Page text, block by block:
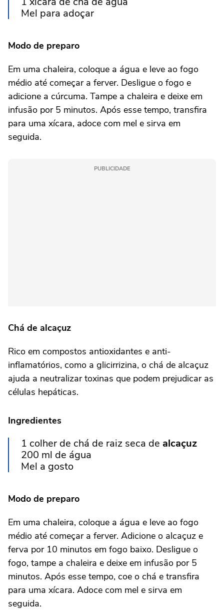
Mel para adoçar
Modo de preparo
Em uma chaleira, coloque a água e leve ao fogo
médio até começar a ferver. Desligue o fogo e
adicione a cúrcuma. Tampe a chaleira e deixe em
infusão por 5 minutos. Após esse tempo, transfira
para uma xícara, adoce com mel e sirva em
seguida.
PUBLICIDADE
Chá de alcaçuz
Rico em compostos antioxidantes e anti-
inflamatórios, como a glicirrizina, o chá de alcaçuz
ajuda a neutralizar toxinas que podem prejudicar as
células hepáticas.
Ingredientes
1 colher de chá de raiz seca de alcaçuz
200 ml de água
Mel a gosto
Modo de preparo
Em uma chaleira, coloque a água e leve ao fogo
médio até começar a ferver. Adicione o alcaçuz e
ferva por 10 minutos em fogo baixo. Desligue o
fogo, tampe a chaleira e deixe em infusão por 5
minutos. Após esse tempo, coe o chá e transfira
para uma xícara. Adoce com mel e sirva em
seguida.